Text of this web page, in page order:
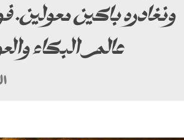
ونغادره باكين معولين.
عالم البكاء